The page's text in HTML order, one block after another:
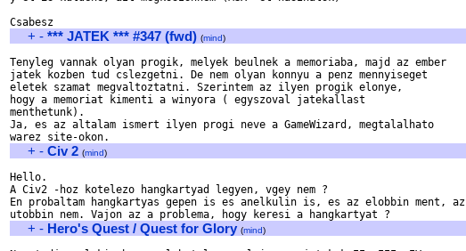
+ - *** JATEK *** #347 (fwd) (mind)
Tenyleg vannak olyan progik, melyek beulnek a memoriaba, majd az ember
jatek kozben tud cslezgetni. De nem olyan konnyu a penz mennyiseget
eletek szamat megvaltoztatni. Szerintem az ilyen progik elonye,
hogy a memoriat kimenti a winyora ( egyszoval jatekallast
menthetunk).
Ja, es az altalam ismert ilyen progi neve a GameWizard, megtalalhato
+ - Civ 2 (mind)
Hello.
A Civ2 -hoz kotelezo hangkartyad legyen, vgey nem ?
En probaltam hangkartyas gepen is es anelkulin is, es az elobbin ment, az
+ - Hero's Quest / Quest for Glory (mind)